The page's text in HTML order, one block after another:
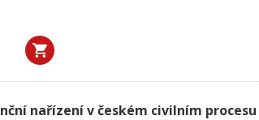
nařízení v českém civilním procesu